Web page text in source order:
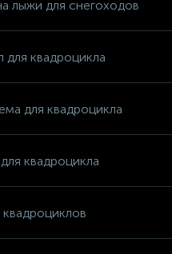
лыжи для снегоходов
для квадроцикла
для квадроцикла
квадроцикла